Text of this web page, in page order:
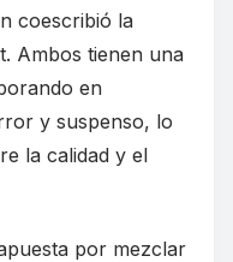
coescribió la
Ambos tienen una
en
y suspenso, lo
la calidad y el
por mezclar